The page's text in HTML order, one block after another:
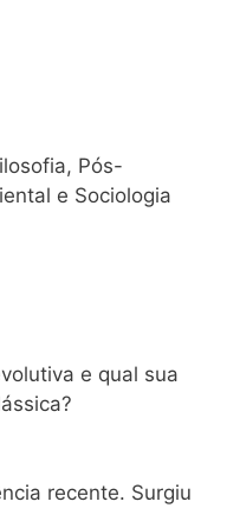
Pós-
e Sociologia
e qual sua
recente. Surgiu